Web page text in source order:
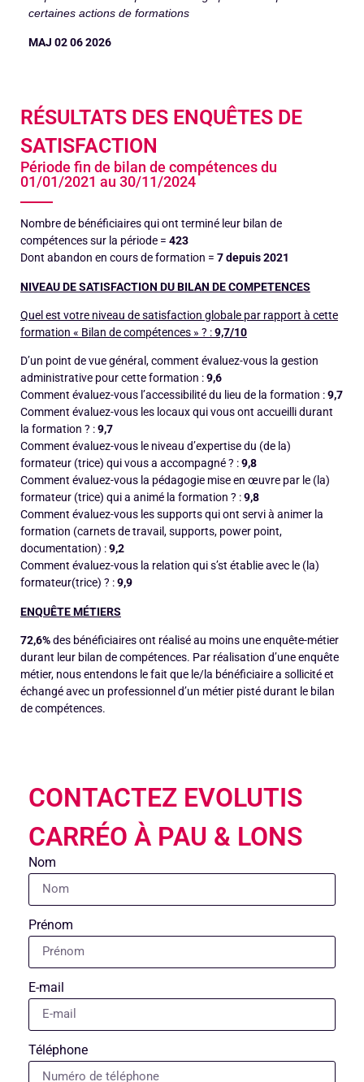
certaines actions de formations
MAJ 02 06 2026
RÉSULTATS DES ENQUÊTES DE
SATISFACTION
Période fin de bilan de compétences du
01/01/2021 au 30/11/2024
Nombre de bénéficiaires qui ont terminé leur bilan de
compétences sur la période = 423
Dont abandon en cours de formation = 7 depuis 2021
NIVEAU DE SATISFACTION DU BILAN DE COMPETENCES
Quel est votre niveau de satisfaction globale par rapport à cette
formation « Bilan de compétences » ? :9,7/10
D’un point de vue général, comment évaluez-vous la gestion
administrative pour cette formation :9,6
Comment évaluez-vous l’accessibilité du lieu de la formation :9,7
Comment évaluez-vous les locaux qui vous ont accueilli durant
la formation ? :9,7
Comment évaluez-vous le niveau d’expertise du (de la)
formateur (trice) qui vous a accompagné ? :9,8
Comment évaluez-vous la pédagogie mise en œuvre par le (la)
formateur (trice) qui a animé la formation ? :9,8
Comment évaluez-vous les supports qui ont servi à animer la
formation (carnets de travail, supports, power point,
documentation) :9,2
Comment évaluez-vous la relation qui s’st établie avec le (la)
formateur(trice) ? :9,9
ENQUÊTE MÉTIERS
72,6%des bénéficiaires ont réalisé au moins une enquête-métier
durant leur bilan de compétences. Par réalisation d’une enquête
métier, nous entendons le fait que le/la bénéficiaire a sollicité et
échangé avec un professionnel d’un métier pisté durant le bilan
de compétences.
CONTACTEZ EVOLUTIS
CARRÉO À PAU & LONS
Nom
Prénom
E-mail
Téléphone